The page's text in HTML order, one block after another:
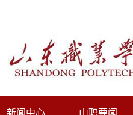
新闻中心 山职要闻